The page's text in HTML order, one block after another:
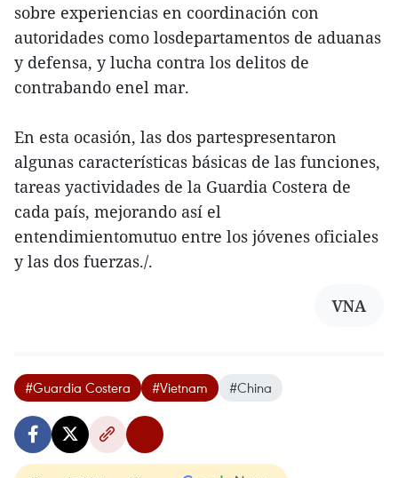
sobre experiencias en coordinación con
autoridades como losdepartamentos de aduanas
y defensa, y lucha contra los delitos de
contrabando enel mar.
En esta ocasión, las dos partespresentaron
algunas características básicas de las funciones,
tareas yactividades de la Guardia Costera de
cada país, mejorando así el
entendimientomutuo entre los jóvenes oficiales
y las dos fuerzas./.
VNA
#Guardia Costera #Vietnam #China